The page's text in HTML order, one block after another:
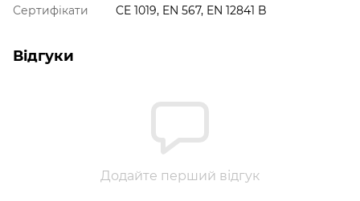
Сертифікати CE 1019, EN 567, EN 12841 B
Відгуки
Додайте перший відгук